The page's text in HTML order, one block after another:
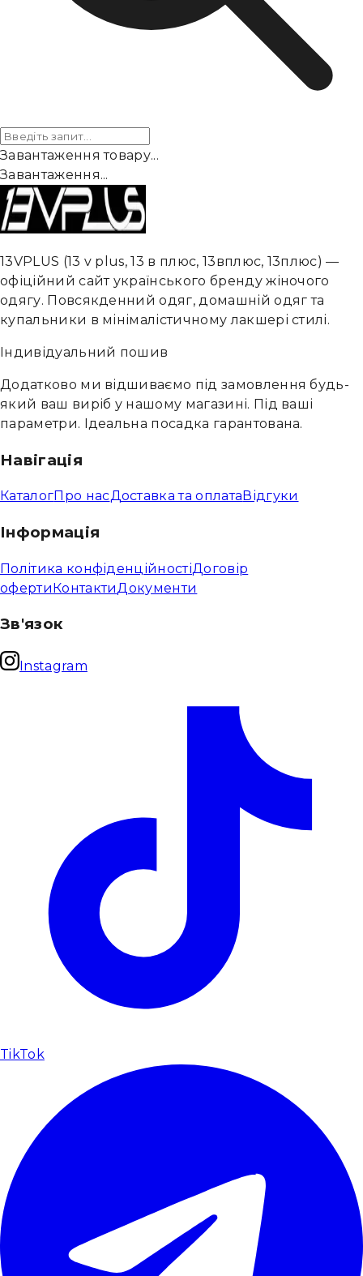
Завантаження товару...
Завантаження...
13VPLUS (13 v plus, 13 в плюс, 13вплюс, 13плюс) —
офіційний сайт українського бренду жіночого
одягу. Повсякденний одяг, домашній одяг та
купальники в мінімалістичному лакшері стилі.
Індивідуальний пошив
Додатково ми відшиваємо під замовлення будь-
який ваш виріб у нашому магазині. Під ваші
параметри. Ідеальна посадка гарантована.
Навігація
КаталогПро насДоставка та оплата Відгуки
Інформація
Політика конфіденційностіДоговір
офертиКонтактиДокументи
Зв'язок
Instagram
TikTok